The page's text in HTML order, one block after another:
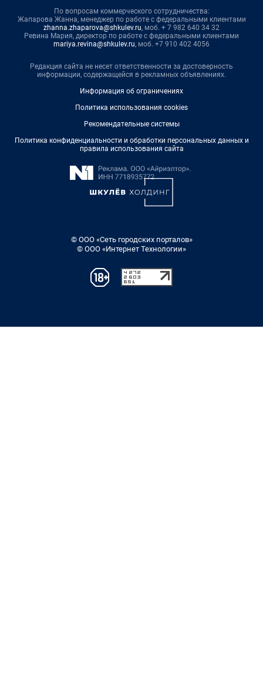
По вопросам коммерческого сотрудничества:
Жапарова Жанна, менеджер по работе с федеральными клиентами
zhanna.zhaparova@shkulev.ru, моб. + 7 982 640 34 32
Ревина Мария, директор по работе с федеральными клиентами
mariya.revina@shkulev.ru, моб. +7 910 402 4056
Редакция сайта не несет ответственности за достоверность
информации, содержащейся в рекламных объявлениях.
Информация об ограничениях
Политика использования cookies
Рекомендательные системы
Политика конфиденциальности и обработки персональных данных и
правила использования сайта
© ООО «Сеть городских порталов»
© ООО «Интернет Технологии»